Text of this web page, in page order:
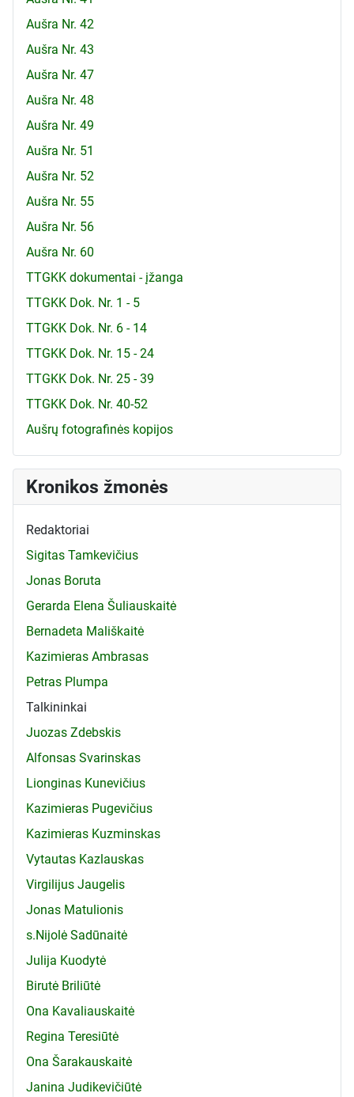
Aušra Nr. 42
Aušra Nr. 43
Aušra Nr. 47
Aušra Nr. 48
Aušra Nr. 49
Aušra Nr. 51
Aušra Nr. 52
Aušra Nr. 55
Aušra Nr. 56
Aušra Nr. 60
TTGKK dokumentai - įžanga
TTGKK Dok. Nr. 1 - 5
TTGKK Dok. Nr. 6 - 14
TTGKK Dok. Nr. 15 - 24
TTGKK Dok. Nr. 25 - 39
TTGKK Dok. Nr. 40-52
Aušrų fotografinės kopijos
Kronikos žmonės
Redaktoriai
Sigitas Tamkevičius
Jonas Boruta
Gerarda Elena Šuliauskaitė
Bernadeta Mališkaitė
Kazimieras Ambrasas
Petras Plumpa
Talkininkai
Juozas Zdebskis
Alfonsas Svarinskas
Lionginas Kunevičius
Kazimieras Pugevičius
Kazimieras Kuzminskas
Vytautas Kazlauskas
Virgilijus Jaugelis
Jonas Matulionis
s.Nijolė Sadūnaitė
Julija Kuodytė
Birutė Briliūtė
Ona Kavaliauskaitė
Regina Teresiūtė
Ona Šarakauskaitė
Janina Judikevičiūtė